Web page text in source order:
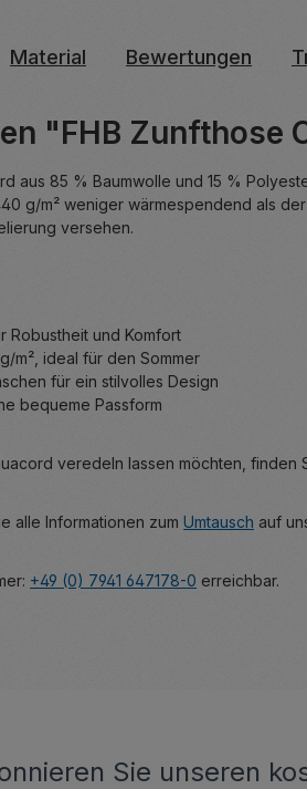
Material Bewertungen
"FHB Zunfthose
aus 85 % Baumwolle und 15 %
g/m² weniger wärmespendend als
versehen.
Robustheit und Komfort
m², ideal für den Sommer
für ein stilvolles Design
bequeme Passform
veredeln lassen möchten,
alle Informationen zum Umtausch auf
+49 (0) 7941 647178-0 erreichbar.
Sie unseren